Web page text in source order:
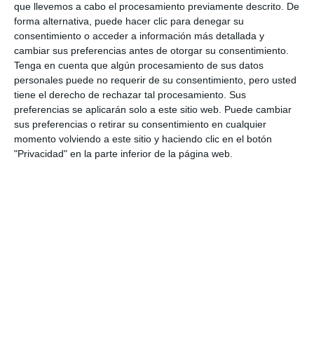
que llevemos a cabo el procesamiento previamente descrito. De
forma alternativa, puede hacer clic para denegar su
consentimiento o acceder a información más detallada y
cambiar sus preferencias antes de otorgar su consentimiento.
Tenga en cuenta que algún procesamiento de sus datos
personales puede no requerir de su consentimiento, pero usted
tiene el derecho de rechazar tal procesamiento. Sus
preferencias se aplicarán solo a este sitio web. Puede cambiar
sus preferencias o retirar su consentimiento en cualquier
momento volviendo a este sitio y haciendo clic en el botón
"Privacidad" en la parte inferior de la página web.